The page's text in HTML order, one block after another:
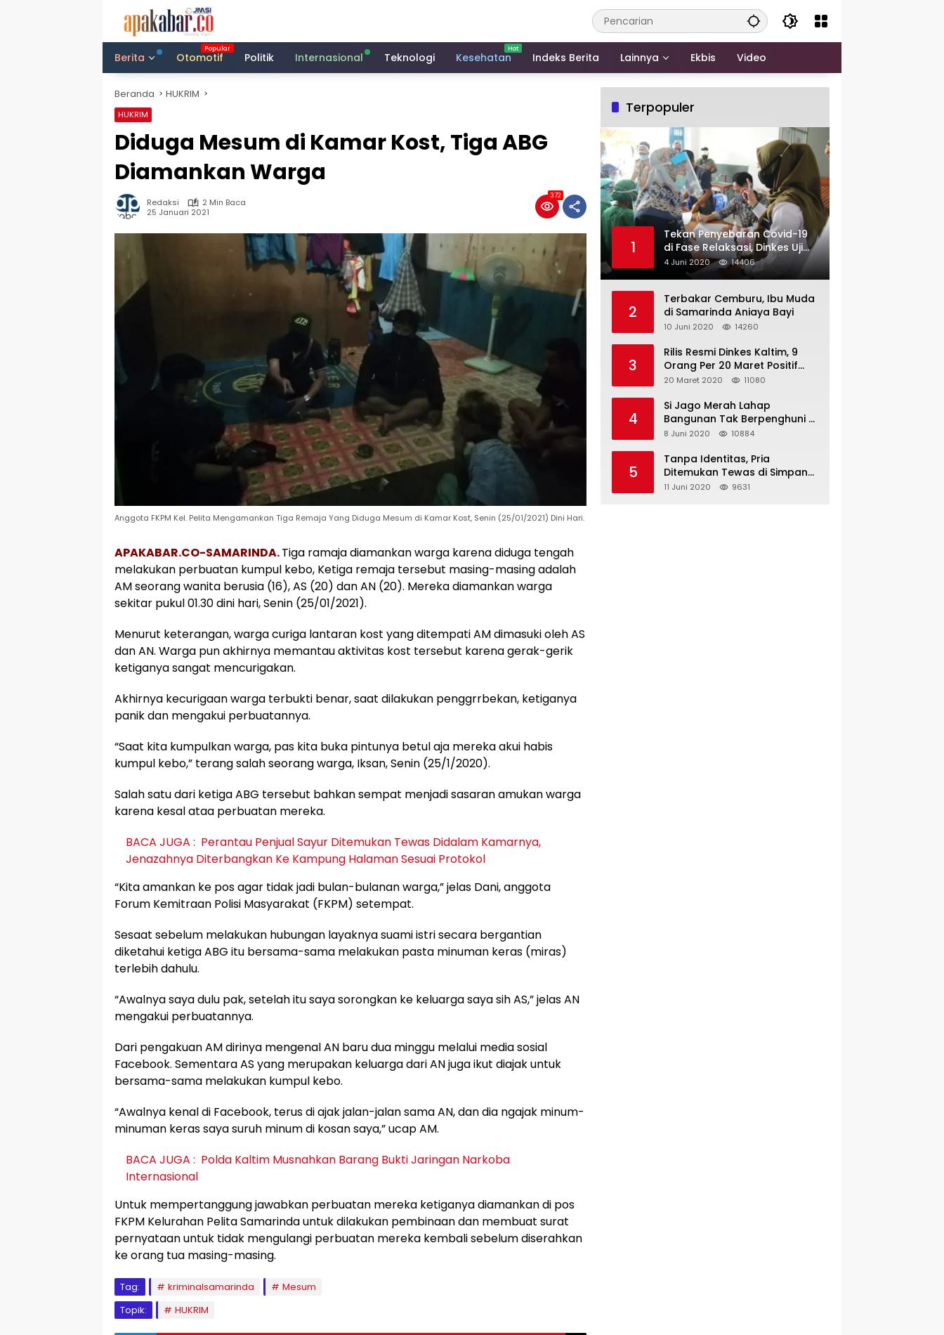
Berita
Otomotif Politik Internasional Teknologi Kesehatan Indeks Berita Lainnya Ekbis Video
Beranda HUKRIM
HUKRIM
Diduga Mesum di Kamar Kost, Tiga ABG
Diamankan Warga
Redaksi
2 Min Baca
25 Januari 2021
372
Anggota FKPM Kel. Pelita Mengamankan Tiga Remaja Yang Diduga Mesum di Kamar Kost, Senin (25/01/2021) Dini Hari.
APAKABAR.CO-SAMARINDA.Tiga ramaja diamankan warga karena diduga tengah
melakukan perbuatan kumpul kebo, Ketiga remaja tersebut masing-masing adalah
AM seorang wanita berusia (16), AS (20) dan AN (20). Mereka diamankan warga
sekitar pukul 01.30 dini hari, Senin (25/01/2021).
Menurut keterangan, warga curiga lantaran kost yang ditempati AM dimasuki oleh AS
dan AN. Warga pun akhirnya memantau aktivitas kost tersebut karena gerak-gerik
ketiganya sangat mencurigakan.
Akhirnya kecurigaan warga terbukti benar, saat dilakukan penggrrbekan, ketiganya
panik dan mengakui perbuatannya.
“Saat kita kumpulkan warga, pas kita buka pintunya betul aja mereka akui habis
kumpul kebo,” terang salah seorang warga, Iksan, Senin (25/1/2020).
Salah satu dari ketiga ABG tersebut bahkan sempat menjadi sasaran amukan warga
karena kesal ataa perbuatan mereka.
BACA JUGA : Perantau Penjual Sayur Ditemukan Tewas Didalam Kamarnya,
Jenazahnya Diterbangkan Ke Kampung Halaman Sesuai Protokol
“Kita amankan ke pos agar tidak jadi bulan-bulanan warga,” jelas Dani, anggota
Forum Kemitraan Polisi Masyarakat (FKPM) setempat.
Sesaat sebelum melakukan hubungan layaknya suami istri secara bergantian
diketahui ketiga ABG itu bersama-sama melakukan pasta minuman keras (miras)
terlebih dahulu.
“Awalnya saya dulu pak, setelah itu saya sorongkan ke keluarga saya sih AS,” jelas AN
mengakui perbuatannya.
Dari pengakuan AM dirinya mengenal AN baru dua minggu melalui media sosial
Facebook. Sementara AS yang merupakan keluarga dari AN juga ikut diajak untuk
bersama-sama melakukan kumpul kebo.
“Awalnya kenal di Facebook, terus di ajak jalan-jalan sama AN, dan dia ngajak minum-
minuman keras saya suruh minum di kosan saya,” ucap AM.
BACA JUGA : Polda Kaltim Musnahkan Barang Bukti Jaringan Narkoba
Internasional
Untuk mempertanggung jawabkan perbuatan mereka ketiganya diamankan di pos
FKPM Kelurahan Pelita Samarinda untuk dilakukan pembinaan dan membuat surat
pernyataan untuk tidak mengulangi perbuatan mereka kembali sebelum diserahkan
ke orang tua masing-masing.
Tag: kriminalsamarinda
Mesum
Topik:
HUKRIM
Terpopuler
1
Tekan Penyebaran Covid-19
di Fase Relaksasi, Dinkes Uji
Swab Massal di Pelabuhan
Samarinda
4 Juni 2020 14406
2
Terbakar Cemburu, Ibu Muda
di Samarinda Aniaya Bayi
10 Juni 2020 14260
3
Rilis Resmi Dinkes Kaltim, 9
Orang Per 20 Maret Positif
Covid-19
20 Maret 2020 11080
4
Si Jago Merah Lahap
Bangunan Tak Berpenghuni di
Jalan Kadrie Oening
8 Juni 2020 10884
5
Tanpa Identitas, Pria
Ditemukan Tewas di Simpang
Tiga Jalan Kesuma Bangsa
11 Juni 2020 9631